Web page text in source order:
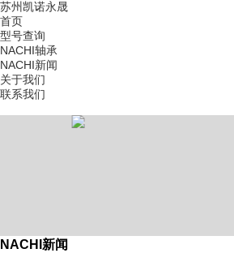
苏州凯诺永晟
首页
型号查询
NACHI轴承
NACHI新闻
关于我们
联系我们
NACHI新闻